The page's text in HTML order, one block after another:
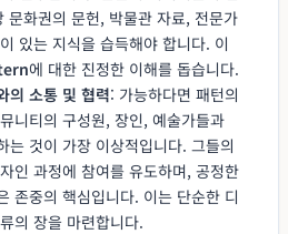
문화권의 문헌, 박물관 자료, 전문가
있는 지식을 습득해야 합니다. 이
에 대한 진정한 이해를 돕습니다.
의 소통 및 협력: 가능하다면 패턴의
니티의 구성원, 장인, 예술가들과
는 것이 가장 이상적입니다. 그들의
인 과정에 참여를 유도하며, 공정한
존중의 핵심입니다. 이는 단순한 디
의 장을 마련합니다.